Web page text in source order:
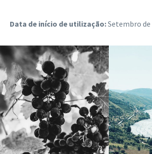
Data de início de utilização:Setembro de